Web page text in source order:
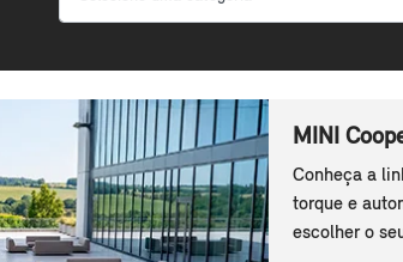
MINI
Conheça a
torque e
escolher o